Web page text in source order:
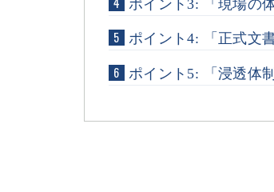
ポイント3: 「現場の
5 ポイント4: 「正式文
6 ポイント5: 「浸透体